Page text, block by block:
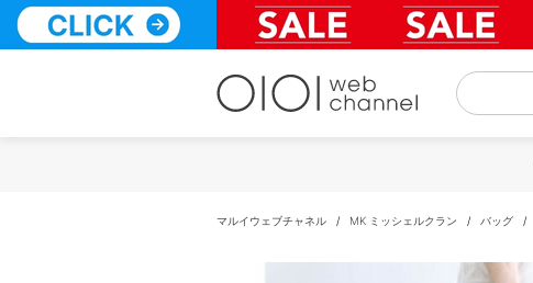
テ
マルイウェブチャネル / MK ミッシェルクラン / バッグ /